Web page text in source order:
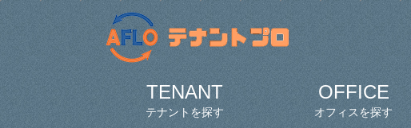
TENANT
テナントを探す
OFFICE
オフィスを探す